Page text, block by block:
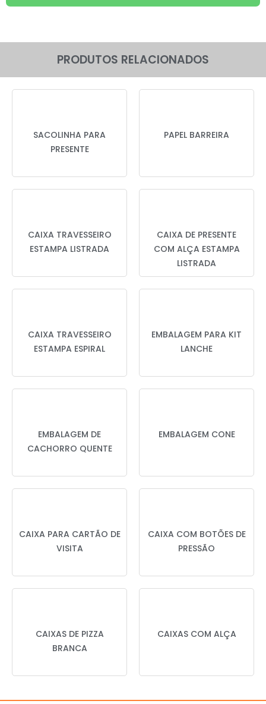
PRODUTOS RELACIONADOS
SACOLINHA PARA
PRESENTE
PAPEL BARREIRA
CAIXA TRAVESSEIRO
ESTAMPA LISTRADA
CAIXA DE PRESENTE
COM ALÇA ESTAMPA
LISTRADA
CAIXA TRAVESSEIRO
ESTAMPA ESPIRAL
EMBALAGEM PARA KIT
LANCHE
EMBALAGEM DE
CACHORRO QUENTE
EMBALAGEM CONE
CAIXA PARA CARTÃO DE
VISITA
CAIXA COM BOTÕES DE
PRESSÃO
CAIXAS DE PIZZA
BRANCA
CAIXAS COM ALÇA